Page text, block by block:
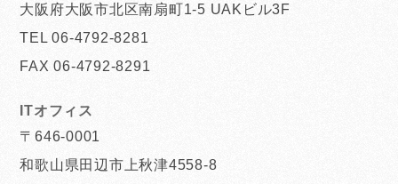
大阪府大阪市北区南扇町1-5 UAKビル3F
TEL 06-4792-8281
FAX 06-4792-8291
ITオフィス
〒646-0001
和歌山県田辺市上秋津4558-8